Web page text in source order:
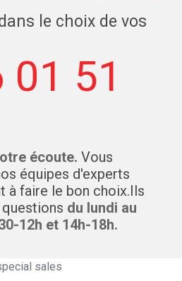
le choix de vos
01 51
écoute. Vous
équipes d'experts
à faire le bon choix.Ils
du lundi au
12h et 14h-18h.
sales